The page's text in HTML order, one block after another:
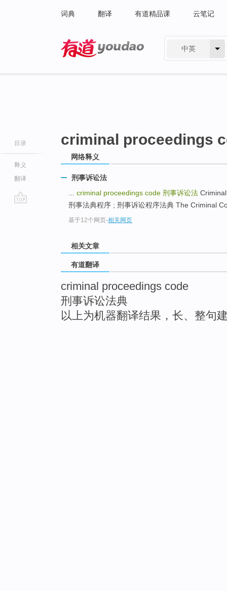
词典 翻译 有道精品课 云笔记
中英
目录
释义
翻译
criminal proceedings
网络释义
刑事诉讼法
criminal proceedings code 刑事诉讼法
刑事法典程序 ; 刑事诉讼程序法典 The Criminal
基于12个网页-相关网页
相关文章
有道翻译
criminal proceedings code
刑事诉讼法典
以上为机器翻译结果，长、整句